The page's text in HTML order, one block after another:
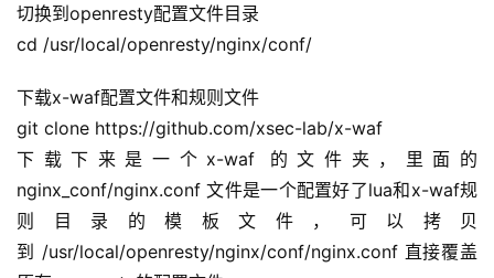
切换到openresty配置文件目录
cd /usr/local/openresty/nginx/conf/
下载x-waf配置文件和规则文件
git clone https://github.com/xsec-lab/x-waf
下载下来是一个x-waf 的文件夹，里面的
nginx_conf/nginx.conf 文件是一个配置好了lua和x-waf规
则目录的模板文件，可以拷贝
到 /usr/local/openresty/nginx/conf/nginx.conf 直接覆盖